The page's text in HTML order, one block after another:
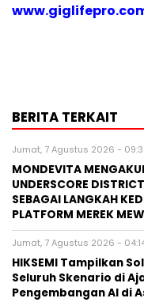
BERITA TERKAIT
Jumat, 7 Agustus 2026 -
MONDEVITA
UNDERSCORE
SEBAGAI LANGKAH
PLATFORM MEREK
Jumat, 7 Agustus 2026 -
HIKSEMI Tampilkan
Seluruh Skenario di
Pengembangan AI di